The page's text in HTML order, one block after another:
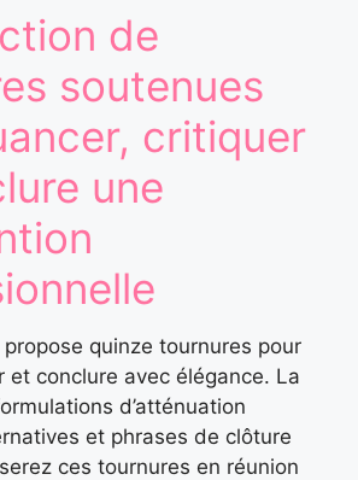
de
soutenues
critiquer
une
quinze tournures pour
et conclure avec élégance. La
d’atténuation
et phrases de clôture
ces tournures en réunion